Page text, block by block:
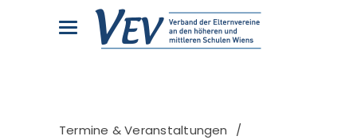
Termine & Veranstaltungen